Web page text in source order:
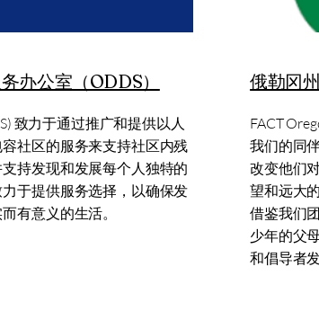
办公室（ODDS）
致力于通过推广和提供以人
社区的服务来支持社区内残
持发现和发展每个人独特的
于提供服务选择，以确保发
有意义的生活。
俄勒冈
FACT
我们的同
改变他们
望和远大
借鉴我们
少年的父
和倡导者